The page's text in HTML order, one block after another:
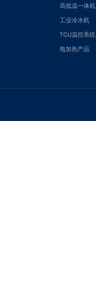
高低温一体机
工业冷水机
TCU温控系统
电加热产品